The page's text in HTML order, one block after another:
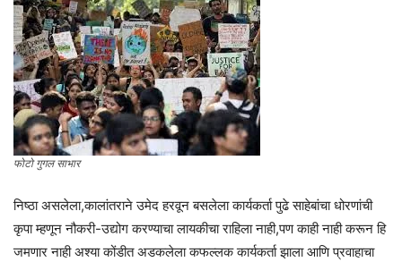
फोटो गुगल साभार
निष्ठा असलेला,कालांतराने उमेद हरवून बसलेला कार्यकर्ता पुढे साहेबांचा धोरणांची
कृपा म्हणून नौकरी-उद्योग करण्याचा लायकीचा राहिला नाही,पण काही नाही करून हि
जमणार नाही अश्या कोंडीत अडकलेला कफल्लक कार्यकर्ता झाला आणि प्रवाहाचा